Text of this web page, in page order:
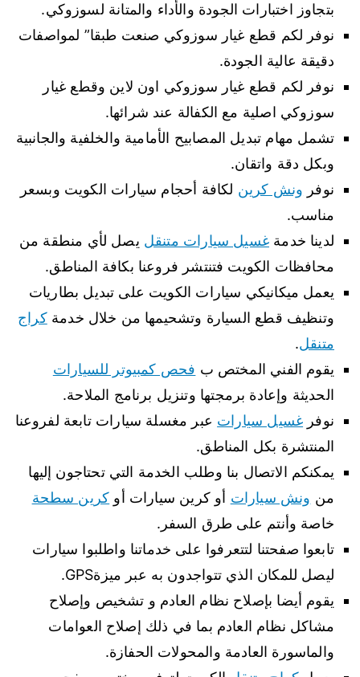
بتجاوز اختبارات الجودة والأداء والمتانة لسوزوكي.
نوفر لكم قطع غيار سوزوكي صنعت طبقا” لمواصفات
دقيقة عالية الجودة.
نوفر لكم قطع غيار سوزوكي اون لاين وقطع غيار
سوزوكي اصلية مع الكفالة عند شرائها.
تشمل مهام تبديل المصابيح الأمامية والخلفية والجانبية
وبكل دقة واتقان.
نوفر ونش كرين لكافة أحجام سيارات الكويت وبسعر
مناسب.
لدينا خدمة غسيل سيارات متنقل يصل لأي منطقة من
محافظات الكويت فتنتشر فروعنا بكافة المناطق.
يعمل ميكانيكي سيارات الكويت على تبديل بطاريات
وتنظيف قطع السيارة وتشحيمها من خلال خدمةكراج
متنقل.
يقوم الفني المختص ب فحص كمبيوتر للسيارات
الحديثة وإعادة برمجتها وتنزيل برنامج الملاحة.
نوفر غسيل سيارات عبر مغسلة سيارات تابعة لفروعنا
المنتشرة بكل المناطق.
يمكنكم الاتصال بنا وطلب الخدمة التي تحتاجون إليها
من ونش سيارات أو كرين سيارات أو كرين سطحة
خاصة وأنتم على طرق السفر.
تابعوا صفحتنا لتتعرفوا على خدماتنا واطلبوا سيارات
ليصل للمكان الذي تتواجدون به عبر ميزةGPS.
يقوم أيضا بإصلاح نظام العادم و تشخيص وإصلاح
مشاكل نظام العادم بما في ذلك إصلاح العوامات
والماسورة العادمة والمحولات الحفازة.